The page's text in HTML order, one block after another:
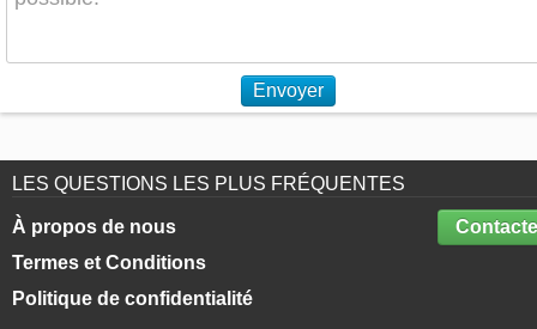
Envoyer
LES QUESTIONS LES PLUS FRÉQUENTES
À propos de nous
Termes et Conditions
Politique de confidentialité